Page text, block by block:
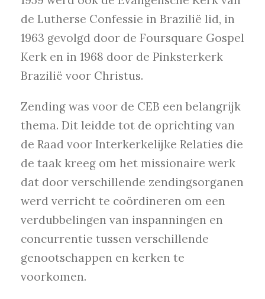
de Lutherse Confessie in Brazilië lid, in
1963 gevolgd door de Foursquare Gospel
Kerk en in 1968 door de Pinksterkerk
Brazilië voor Christus.
Zending was voor de CEB een belangrijk
thema. Dit leidde tot de oprichting van
de Raad voor Interkerkelijke Relaties die
de taak kreeg om het missionaire werk
dat door verschillende zendingsorganen
werd verricht te coördineren om een
verdubbelingen van inspanningen en
concurrentie tussen verschillende
genootschappen en kerken te
voorkomen.